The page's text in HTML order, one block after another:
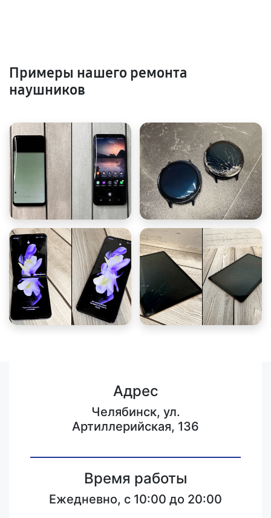
Примеры нашего ремонта
наушников
Адрес
Челябинск, ул.
Артиллерийская, 136
Время работы
Ежедневно, с 10:00 до 20:00